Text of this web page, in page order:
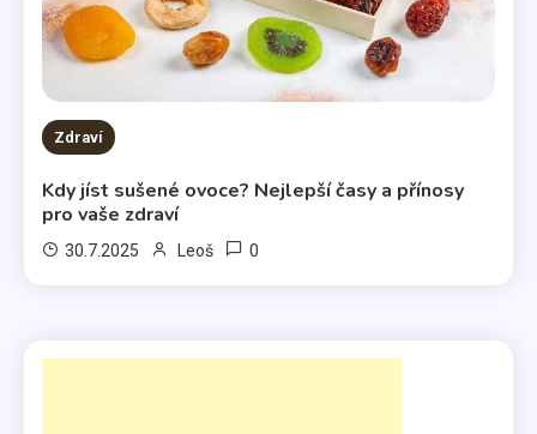
Zdraví
Kdy jíst sušené ovoce? Nejlepší časy a přínosy
pro vaše zdraví
30.7.2025 Leoš 0